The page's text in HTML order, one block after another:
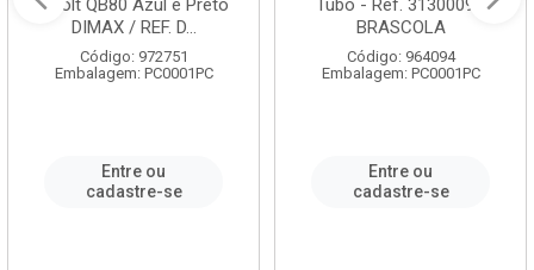
Bivolt QB80 Azul e Preto
DIMAX / REF. D...
Código: 972751
Embalagem: PC0001PC
Entre ou
cadastre-se
Tubo - Ref. 3130009 -
BRASCOLA
Código: 964094
Embalagem: PC0001PC
Entre ou
cadastre-se